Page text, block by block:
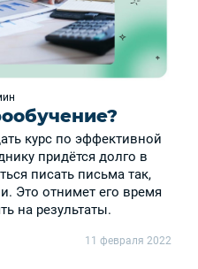
курс по эффективной
придётся долго в
писать письма так,
Это отнимет его время
на результаты.
11 февраля 2022